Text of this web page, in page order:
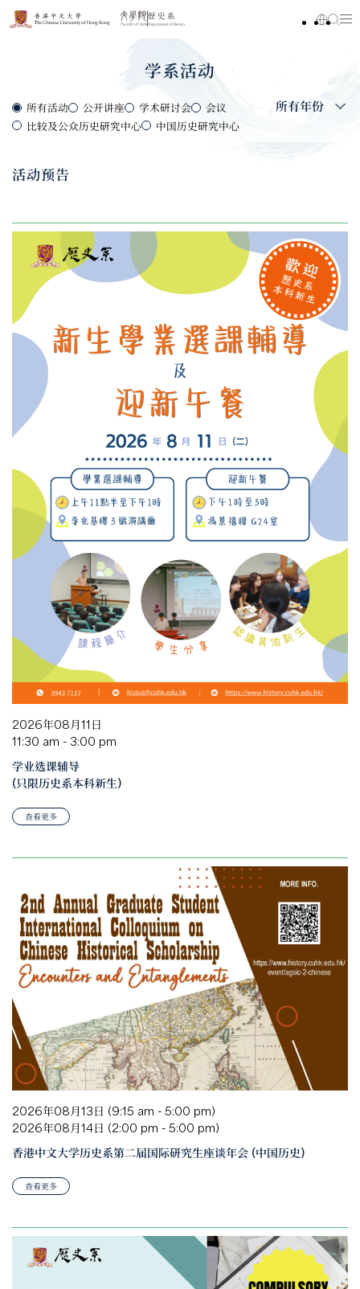
学系活动
所有活动 公开讲座 学术研讨会
会议
比较及公众历史研究中心
中国历史研究中心
所有年份
活动预告
2026年08月11日
11:30 am - 3:00 pm
学业选课辅导
(只限历史系本科新生)
查看更多
2026年08月13日 (9:15 am - 5:00 pm)
2026年08月14日 (2:00 pm - 5:00 pm)
香港中文大学历史系第二届国际研究生座谈年会 (中国历史)
查看更多